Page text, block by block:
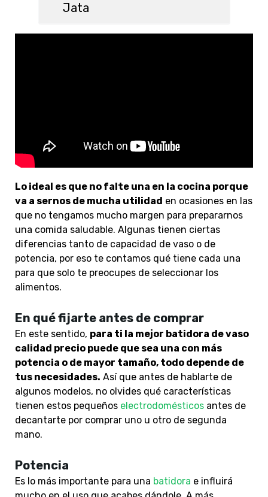
Jata
Lo ideal es que no falte una en la cocina porque
va a sernos de mucha utilidad en ocasiones en las
que no tengamos mucho margen para prepararnos
una comida saludable. Algunas tienen ciertas
diferencias tanto de capacidad de vaso o de
potencia, por eso te contamos qué tiene cada una
para que solo te preocupes de seleccionar los
alimentos.
En qué fijarte antes de comprar
En este sentido, para ti la mejor batidora de vaso
calidad precio puede que sea una con más
potencia o de mayor tamaño, todo depende de
tus necesidades. Así que antes de hablarte de
algunos modelos, no olvides qué características
tienen estos pequeños electrodomésticos antes de
decantarte por comprar uno u otro de segunda
mano.
Potencia
Es lo más importante para una batidora e influirá